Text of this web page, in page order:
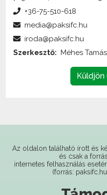
internetes felhasználás
(forrás: